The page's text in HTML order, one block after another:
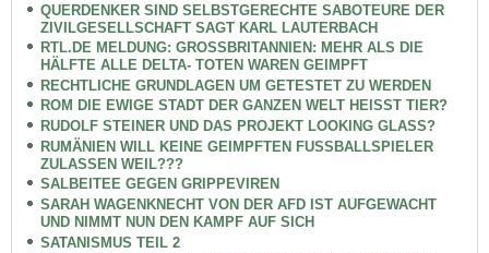
QUERDENKER SIND SELBSTGERECHTE SABOTEURE DER
ZIVILGESELLSCHAFT SAGT KARL LAUTERBACH
RTL.DE MELDUNG: GROSSBRITANNIEN: MEHR ALS DIE
HÄLFTE ALLE DELTA- TOTEN WAREN GEIMPFT
RECHTLICHE GRUNDLAGEN UM GETESTET ZU WERDEN
ROM DIE EWIGE STADT DER GANZEN WELT HEISST TIER?
RUDOLF STEINER UND DAS PROJEKT LOOKING GLASS?
RUMÄNIEN WILL KEINE GEIMPFTEN FUSSBALLSPIELER
ZULASSEN WEIL???
SALBEITEE GEGEN GRIPPEVIREN
SARAH WAGENKNECHT VON DER AFD IST AUFGEWACHT
UND NIMMT NUN DEN KAMPF AUF SICH
SATANISMUS TEIL 2